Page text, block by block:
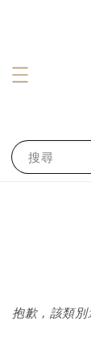
搜尋
抱歉，該類別